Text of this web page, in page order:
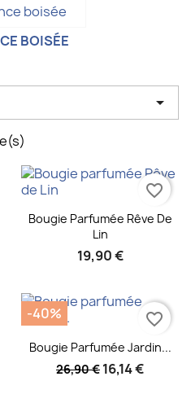
BOISÉE

Aperçu rapide
Bougie Parfumée Rêve De
Lin
19,90 €
favorite_border
Aperçu rapide
Bougie Parfumée Jardin...
26,90 € 16,14 €
-40% favorite_border